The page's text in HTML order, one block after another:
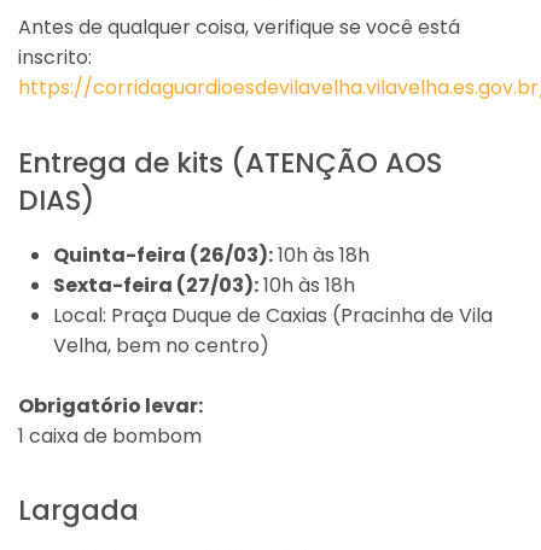
Antes de qualquer coisa, verifique se você está
inscrito:
https://
Entrega de kits (ATENÇÃO AOS
DIAS)
Quinta-feira (26/03):10h às 18h
Sexta-feira (27/03):10h às 18h
Local: Praça Duque de Caxias (Pracinha de Vila
Velha, bem no centro)
Obrigatório levar:
1 caixa de bombom
Largada